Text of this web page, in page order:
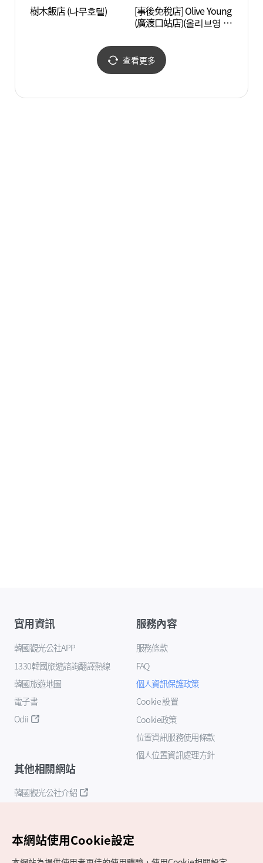
樹木飯店 (나무호텔)
[事後免稅店] Olive Young
(廣渡口站店)(올리브영 광
查看更多
實用資訊
韓國觀光公社APP
1330韓國旅遊諮詢翻譯熱線
韓國旅遊地圖
電子書
Odii
服務內容
服務條款
FAQ
個人資訊保護政策
Cookie 設置
Cookie政策
位置資訊服務使用條款
個人位置資訊處理方針
其他相關網站
韓國觀光公社介紹
本網站使用Cookie設定